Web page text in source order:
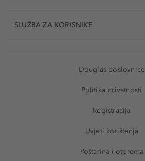
SLUŽBA ZA KORISNIKE
Douglas poslovnice
Politika privatnosti
Registracija
Uvjeti korištenja
Poštarina i otprema